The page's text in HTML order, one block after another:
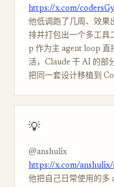
https://x.com/
他低调跑了几周、效果
排并打包出一个多工具
p 作为主 agent loop 直
活，Claude 干 AI 的部
把同一套设计移植到
💡
@anshulix
https://x.com/
他把自己日常使用的多